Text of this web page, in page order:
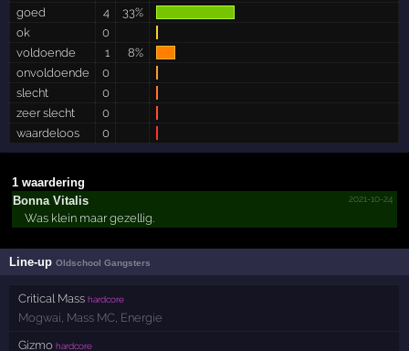
goed
4
33%
ok
0
voldoende
1
8%
onvoldoende
0
slecht
0
zeer slecht
0
waardeloos
0
1 waardering
Bonna Vitalis
2021-10-24
Was klein maar gezellig.
Line-upOldschool Gangsters
Critical Mass hardcore
Mogwai, Mass MC, Energie
Gizmo hardcore